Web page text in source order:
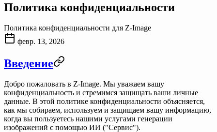
Политика конфиденциальности
Политика конфиденциальности для Z-Image
февр. 13, 2026
Введение
Добро пожаловать в Z-Image. Мы уважаем вашу
конфиденциальность и стремимся защищать ваши личные
данные. В этой политике конфиденциальности объясняется,
как мы собираем, используем и защищаем вашу информацию,
когда вы пользуетесь нашими услугами генерации
изображений с помощью ИИ ("Сервис").